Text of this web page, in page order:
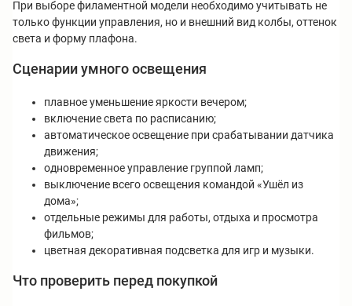
При выборе филаментной модели необходимо учитывать не
только функции управления, но и внешний вид колбы, оттенок
света и форму плафона.
Сценарии умного освещения
плавное уменьшение яркости вечером;
включение света по расписанию;
автоматическое освещение при срабатывании датчика
движения;
одновременное управление группой ламп;
выключение всего освещения командой «Ушёл из
дома»;
отдельные режимы для работы, отдыха и просмотра
фильмов;
цветная декоративная подсветка для игр и музыки.
Что проверить перед покупкой